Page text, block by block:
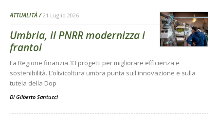
ATTUALITÀ 21 Luglio 2026
Umbria, il PNRR modernizza i
frantoi
La Regione finanzia 33 progetti per migliorare efficienza e
sostenibilità. L’olivicoltura umbra punta sull'innovazione e sulla
tutela della Dop
Di Gilberto Santucci